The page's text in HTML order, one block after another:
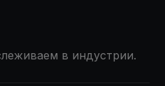
в индустрии.